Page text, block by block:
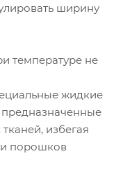
ширину
температуре не
жидкие
избегая
и порошков